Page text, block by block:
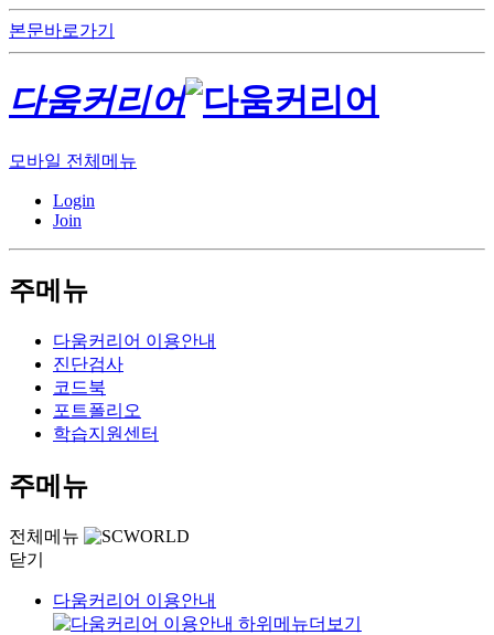
본문바로가기
다움커리어
모바일 전체메뉴
Login
Join
주메뉴
다움커리어 이용안내
진단검사
코드북
포트폴리오
학습지원센터
주메뉴
전체메뉴
닫기
다움커리어 이용안내